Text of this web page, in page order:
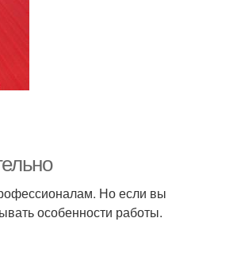
Но если вы
особенности работы.